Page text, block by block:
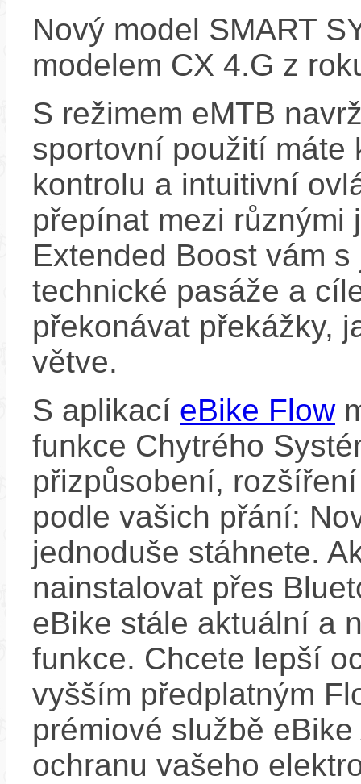
Nový model SMART
modelem CX 4.G z
S režimem eMTB
sportovní použití máte
kontrolu a intuitivní
přepínat mezi různými
Extended Boost vám
technické pasáže a
překonávat překážky,
větve.
S aplikací eBike Flow
funkce Chytrého
přizpůsobení,
podle vašich přání:
jednoduše stáhnete.
nainstalovat přes
eBike stále aktuální a
funkce. Chcete lepší
vyšším předplatným
prémiové službě
ochranu vašeho